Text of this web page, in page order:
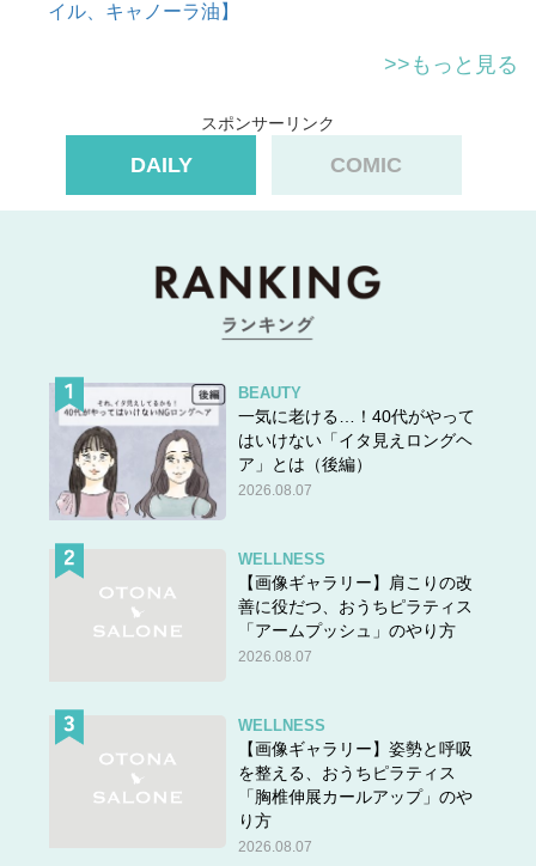
イル、キャノーラ油】
>>もっと見る
スポンサーリンク
DAILY COMIC
BEAUTY
一気に老ける…！40代がやって
はいけない「イタ見えロングヘ
ア」とは（後編）
2026.08.07
WELLNESS
【画像ギャラリー】肩こりの改
善に役だつ、おうちピラティス
「アームプッシュ」のやり方
2026.08.07
WELLNESS
【画像ギャラリー】姿勢と呼吸
を整える、おうちピラティス
「胸椎伸展カールアップ」のや
り方
2026.08.07